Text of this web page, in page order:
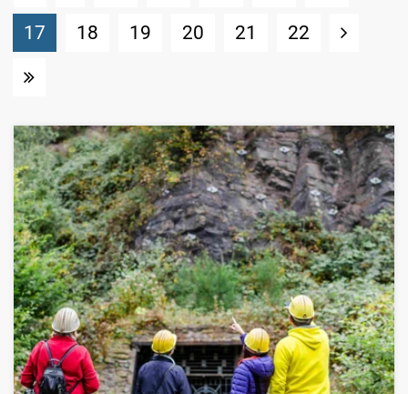
17 (Standort)
18 19 20 21 22